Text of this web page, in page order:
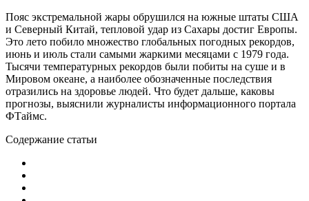
Пояс экстремальной жары обрушился на южные штаты США
и Северный Китай, тепловой удар из Сахары достиг Европы.
Это лето побило множество глобальных погодных рекордов,
июнь и июль стали самыми жаркими месяцами с 1979 года.
Тысячи температурных рекордов были побиты на суше и в
Мировом океане, а наиболее обозначенные последствия
отразились на здоровье людей. Что будет дальше, каковы
прогнозы, выяснили журналисты информационного портала
ФТаймс.
Содержание статьи